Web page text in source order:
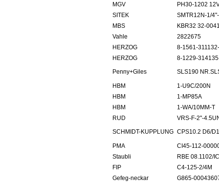
MGV
PH30-1202
SITEK
SMTR12N-1/
MBS
KBR32 32-
Vahle
2822675
HERZOG
8-1561-
HERZOG
8-1229-
Penny+Giles
SLS190
HBM
1-U9C/200N
HBM
1-MP85A
HBM
1-WA/10MM-T
RUD
VRS-F-2"-
SCHMIDT-KUPPLUNG CPS10.2 D6/
PMA
CI45-112-
Staubli
RBE 08.1102/
FIP
C4-125-2/4M
Gefeg-neckar
G865-